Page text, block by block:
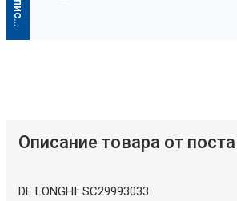
О
п
и
с
а
н
и
е
и
с
к
у
с
с
т
в
е
н
н
о
г
о
и
н
т
е
л
л
е
к
тОписание товара от
DE LONGHI: SC29993033